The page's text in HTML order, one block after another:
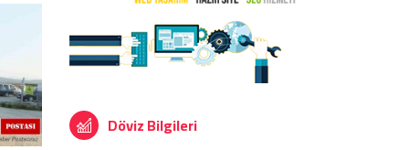
Döviz Bilgileri